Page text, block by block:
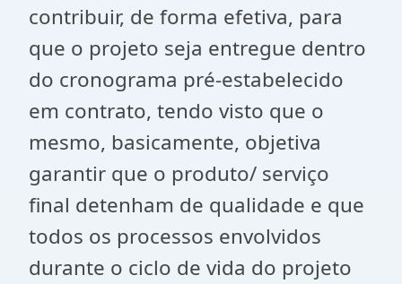
contribuir, de forma efetiva, para
que o projeto seja entregue dentro
do cronograma pré-estabelecido
em contrato, tendo visto que o
mesmo, basicamente, objetiva
garantir que o produto/ serviço
final detenham de qualidade e que
todos os processos envolvidos
durante o ciclo de vida do projeto